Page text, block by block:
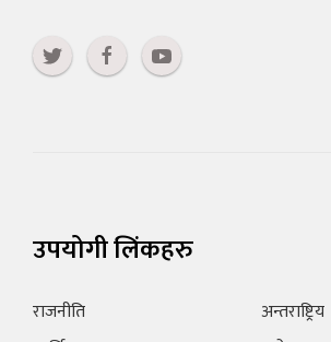
उपयोगी लिंकहरु
राजनीति
अन्तराष्ट्रिय